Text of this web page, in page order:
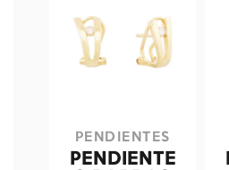
PENDIENTES
PENDIENTE